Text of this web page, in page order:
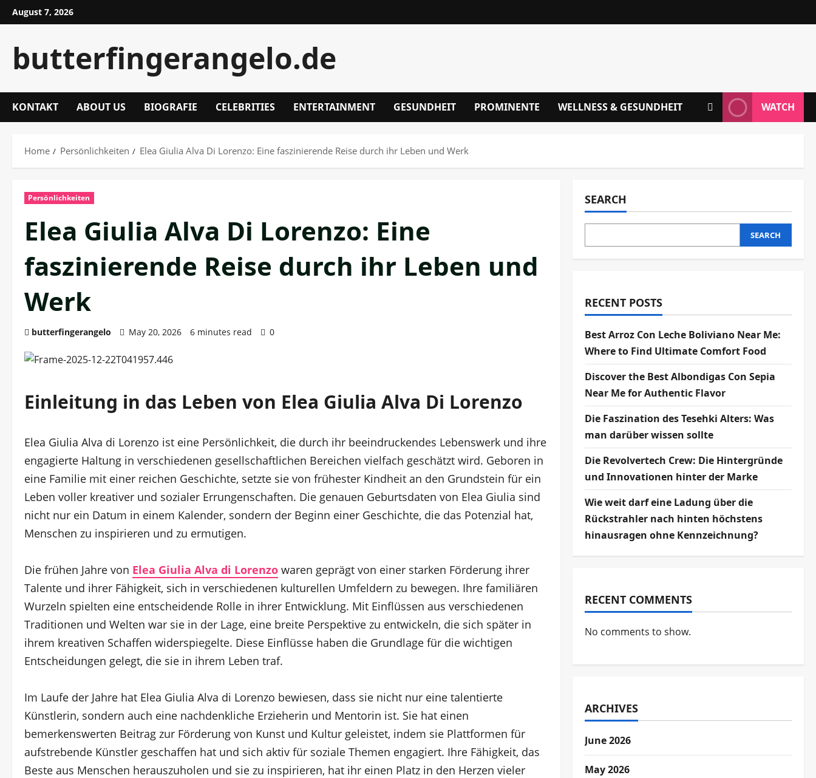
Skip
to
August 7, 2026
butterfingerangelo.de
KONTAKT ABOUT US BIOGRAFIE CELEBRITIES ENTERTAINMENT GESUNDHEIT PROMINENTE WELLNESS & GESUNDHEIT WATCH
Home Persönlichkeiten Elea Giulia Alva Di Lorenzo: Eine faszinierende Reise durch ihr Leben und Werk
Persönlichkeiten
Elea Giulia Alva Di Lorenzo: Eine
faszinierende Reise durch ihr Leben und
Werk
butterfingerangelo May 20, 2026 6 minutes read 0
Einleitung in das Leben von Elea Giulia Alva Di Lorenzo
Elea Giulia Alva di Lorenzo ist eine Persönlichkeit, die durch ihr beeindruckendes Lebenswerk und ihre
engagierte Haltung in verschiedenen gesellschaftlichen Bereichen vielfach geschätzt wird. Geboren in
eine Familie mit einer reichen Geschichte, setzte sie von frühester Kindheit an den Grundstein für ein
Leben voller kreativer und sozialer Errungenschaften. Die genauen Geburtsdaten von Elea Giulia sind
nicht nur ein Datum in einem Kalender, sondern der Beginn einer Geschichte, die das Potenzial hat,
Menschen zu inspirieren und zu ermutigen.
Die frühen Jahre von Elea Giulia Alva di Lorenzo waren geprägt von einer starken Förderung ihrer
Talente und ihrer Fähigkeit, sich in verschiedenen kulturellen Umfeldern zu bewegen. Ihre familiären
Wurzeln spielten eine entscheidende Rolle in ihrer Entwicklung. Mit Einflüssen aus verschiedenen
Traditionen und Welten war sie in der Lage, eine breite Perspektive zu entwickeln, die sich später in
ihrem kreativen Schaffen widerspiegelte. Diese Einflüsse haben die Grundlage für die wichtigen
Entscheidungen gelegt, die sie in ihrem Leben traf.
Im Laufe der Jahre hat Elea Giulia Alva di Lorenzo bewiesen, dass sie nicht nur eine talentierte
Künstlerin, sondern auch eine nachdenkliche Erzieherin und Mentorin ist. Sie hat einen
bemerkenswerten Beitrag zur Förderung von Kunst und Kultur geleistet, indem sie Plattformen für
aufstrebende Künstler geschaffen hat und sich aktiv für soziale Themen engagiert. Ihre Fähigkeit, das
Beste aus Menschen herauszuholen und sie zu inspirieren, hat ihr einen Platz in den Herzen vieler
SEARCH
SEARCH
RECENT POSTS
Best Arroz Con Leche Boliviano Near Me:
Where to Find Ultimate Comfort Food
Discover the Best Albondigas Con Sepia
Near Me for Authentic Flavor
Die Faszination des Tesehki Alters: Was
man darüber wissen sollte
Die Revolvertech Crew: Die Hintergründe
und Innovationen hinter der Marke
Wie weit darf eine Ladung über die
Rückstrahler nach hinten höchstens
hinausragen ohne Kennzeichnung?
RECENT COMMENTS
No comments to show.
ARCHIVES
June 2026
May 2026